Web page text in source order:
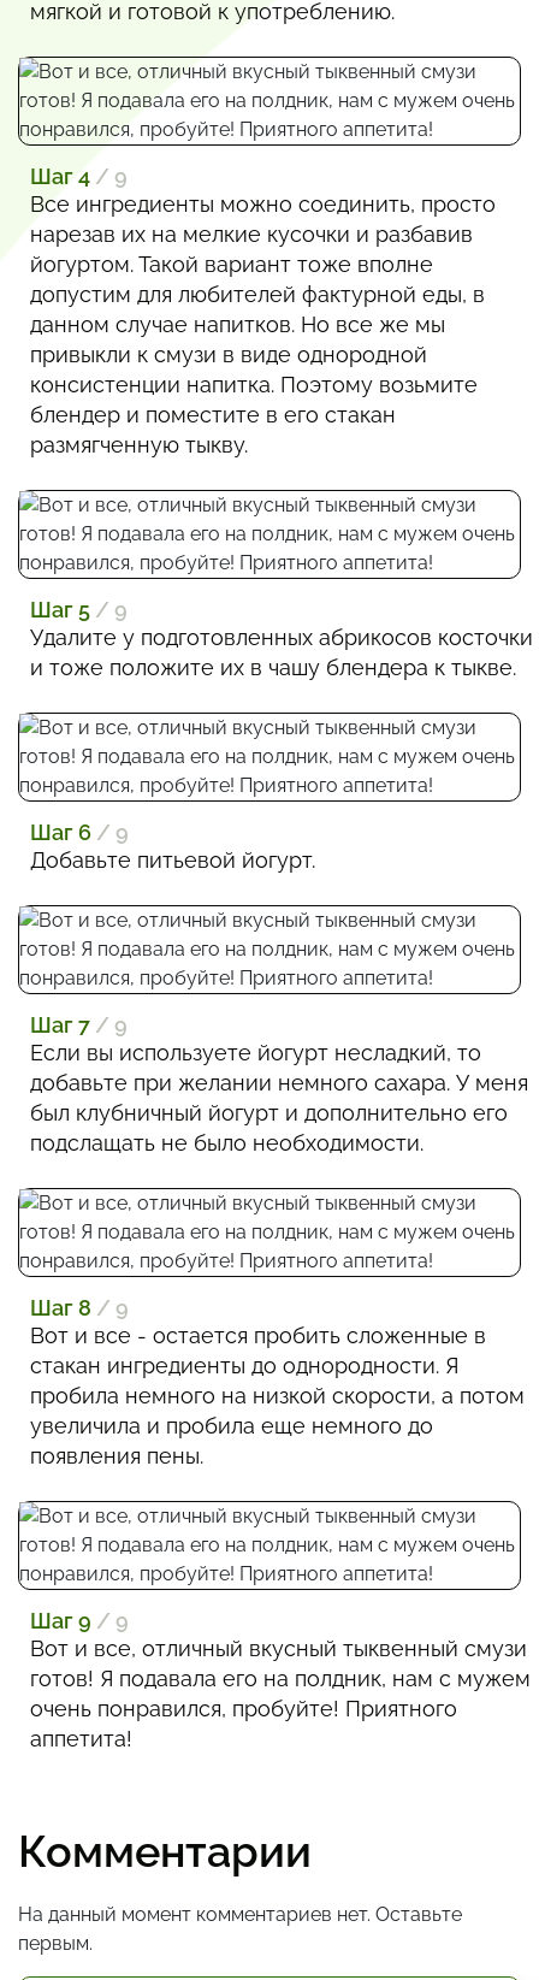
мягкой и готовой к употреблению.
Шаг 4 / 9
Все ингредиенты можно соединить, просто
нарезав их на мелкие кусочки и разбавив
йогуртом. Такой вариант тоже вполне
допустим для любителей фактурной еды, в
данном случае напитков. Но все же мы
привыкли к смузи в виде однородной
консистенции напитка. Поэтому возьмите
блендер и поместите в его стакан
размягченную тыкву.
Шаг 5 / 9
Удалите у подготовленных абрикосов косточки
и тоже положите их в чашу блендера к тыкве.
Шаг 6 / 9
Добавьте питьевой йогурт.
Шаг 7 / 9
Если вы используете йогурт несладкий, то
добавьте при желании немного сахара. У меня
был клубничный йогурт и дополнительно его
подслащать не было необходимости.
Шаг 8 / 9
Вот и все - остается пробить сложенные в
стакан ингредиенты до однородности. Я
пробила немного на низкой скорости, а потом
увеличила и пробила еще немного до
появления пены.
Шаг 9 / 9
Вот и все, отличный вкусный тыквенный смузи
готов! Я подавала его на полдник, нам с мужем
очень понравился, пробуйте! Приятного
аппетита!
Комментарии
На данный момент комментариев нет. Оставьте
первым.